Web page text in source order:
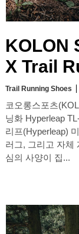
KOLON
X Trail
Trail Running Shoes
코오롱스포츠
닝화 Hyperleap
리프(Hyperleap)
러그, 그리고 자체
심의 사양이 집...